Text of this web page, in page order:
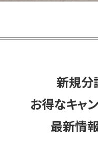
新規分
お得なキャ
最新情